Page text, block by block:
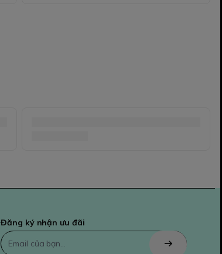
Đăng ký nhận ưu đãi